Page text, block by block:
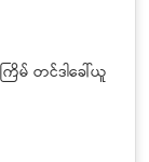
တင်ဒါခေါ်ယူ